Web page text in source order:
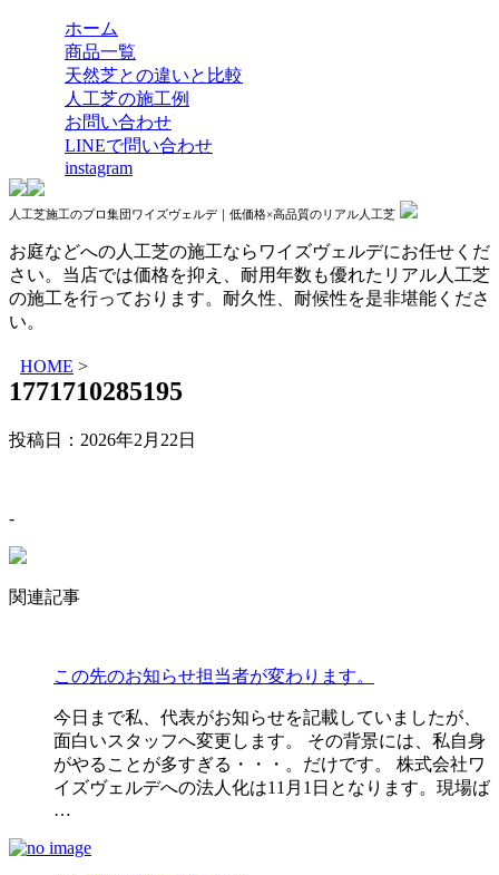
ホーム
商品一覧
天然芝との違いと比較
人工芝の施工例
お問い合わせ
LINEで問い合わせ
instagram
人工芝施工のプロ集団ワイズヴェルデ｜低価格×高品質のリアル人工芝
お庭などへの人工芝の施工ならワイズヴェルデにお任せくだ
さい。当店では価格を抑え、耐用年数も優れたリアル人工芝
の施工を行っております。耐久性、耐候性を是非堪能くださ
い。
HOME >
1771710285195
投稿日： 2026年2月22日
-
関連記事
この先のお知らせ担当者が変わります。
今日まで私、代表がお知らせを記載していましたが、
面白いスタッフへ変更します。 その背景には、私自身
がやることが多すぎる・・・。だけです。 株式会社ワ
イズヴェルデへの法人化は11月1日となります。現場ば
…